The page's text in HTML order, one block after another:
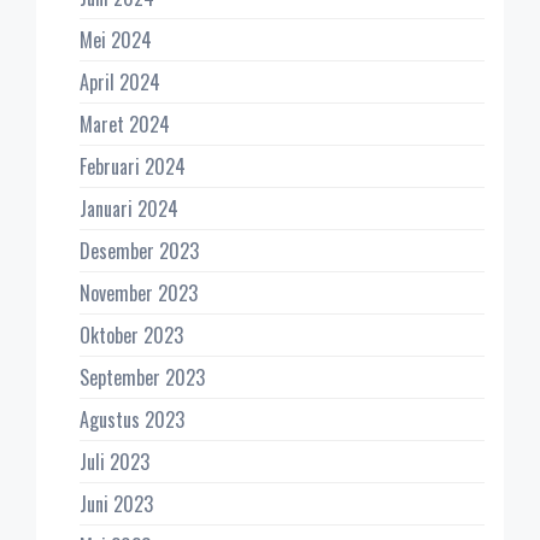
Mei 2024
April 2024
Maret 2024
Februari 2024
Januari 2024
Desember 2023
November 2023
Oktober 2023
September 2023
Agustus 2023
Juli 2023
Juni 2023